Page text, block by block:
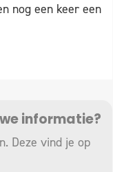
nog een keer een
informatie?
Deze vind je op